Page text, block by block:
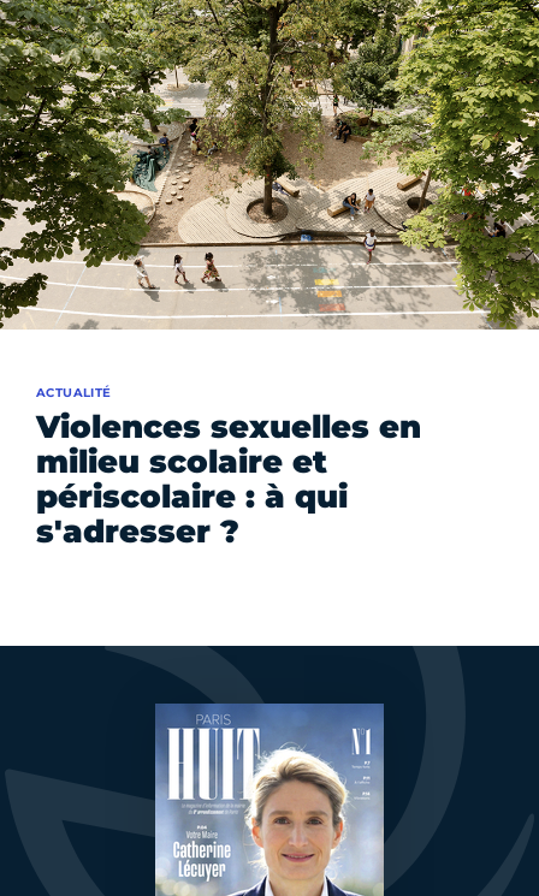
Violences sexuelles en
milieu scolaire et
périscolaire : à qui
s'adresser ?
ACTUALITÉ